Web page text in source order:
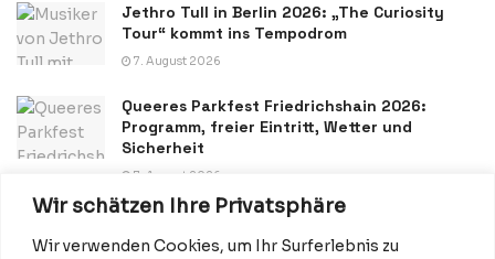
Wir schätzen Ihre Privatsphäre
Wir verwenden Cookies, um Ihr Surferlebnis zu
Jethro Tull in Berlin 2026: „The Curiosity
Tour“ kommt ins Tempodrom
7. August 2026
Queeres Parkfest Friedrichshain 2026:
Programm, freier Eintritt, Wetter und
Sicherheit
7. August 2026